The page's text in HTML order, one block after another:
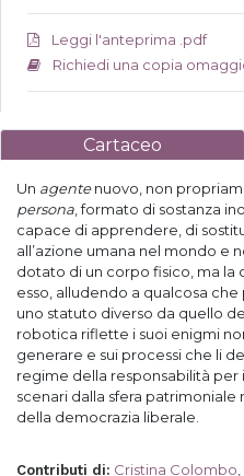
Leggi l'anteprima .pdf
Richiedi una copia
Cartaceo
Un agentenuovo, non
persona , formato di sostanza
capace di apprendere, di
all’azione umana nel mondo e
dotato di un corpo fisico, ma la
esso, alludendo a qualcosa
uno statuto diverso da quello
robotica riflette i suoi enigmi
generare e sui processi che li
regime della responsabilità
scenari dalla sfera
della democrazia liberale.
Contributi di: Cristina Colombo